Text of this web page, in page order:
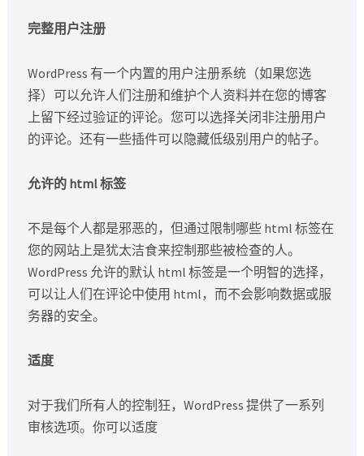
完整用户注册
WordPress 有一个内置的用户注册系统（如果您选
择）可以允许人们注册和维护个人资料并在您的博客
上留下经过验证的评论。您可以选择关闭非注册用户
的评论。还有一些插件可以隐藏低级别用户的帖子。
允许的 html 标签
不是每个人都是邪恶的，但通过限制哪些 html 标签在
您的网站上是犹太洁食来控制那些被检查的人。
WordPress 允许的默认 html 标签是一个明智的选择，
可以让人们在评论中使用 html，而不会影响数据或服
务器的安全。
适度
对于我们所有人的控制狂，WordPress 提供了一系列
审核选项。你可以适度